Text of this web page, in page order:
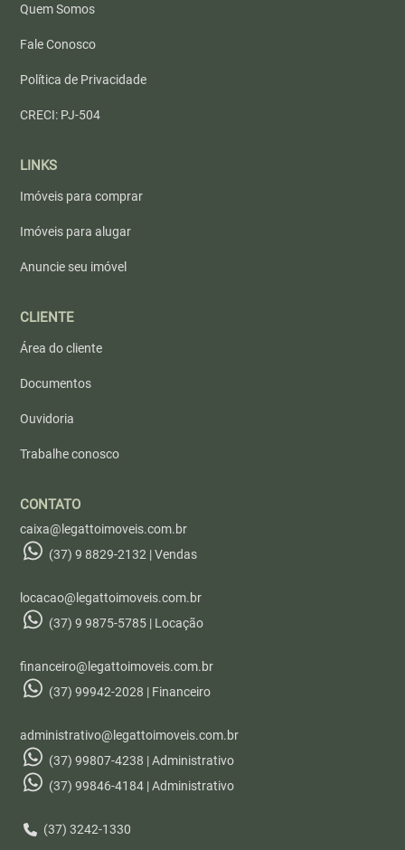
Quem Somos
Fale Conosco
Política de Privacidade
CRECI: PJ-504
LINKS
Imóveis para comprar
Imóveis para alugar
Anuncie seu imóvel
CLIENTE
Área do cliente
Documentos
Ouvidoria
Trabalhe conosco
CONTATO
caixa@legattoimoveis.com.br
(37) 9 8829-2132 | Vendas
locacao@legattoimoveis.com.br
(37) 9 9875-5785 | Locação
financeiro@legattoimoveis.com.br
(37) 99942-2028 | Financeiro
administrativo@legattoimoveis.com.br
(37) 99807-4238 | Administrativo
(37) 99846-4184 | Administrativo
(37) 3242-1330